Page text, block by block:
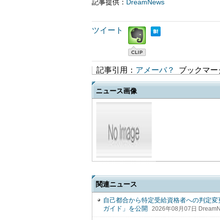
記事提供： DreamNews
ツイート
記事引用： アメーバ？ ブックマー
ニュース画像
関連ニュース
自己都合から特定受給資格者への判定
ガイド」を公開
2026年08月07日